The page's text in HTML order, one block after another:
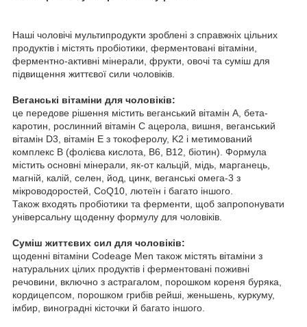
Наші чоловічі мультипродукти зроблені з справжніх цільних
продуктів і містять пробіотики, ферментовані вітаміни,
ферментно-активні мінерали, фрукти, овочі та суміш для
підвищення життєвої сили чоловіків.
Веганські вітаміни для чоловіків:
це передове рішення містить веганський вітамін А, бета-
каротин, рослинний вітамін C ацерола, вишня, веганський
вітамін D3, вітамін Е з токоферолу, K2 і метимований
комплекс B (фолієва кислота, B6, B12, біотин). Формула
містить основні мінерали, як-от кальцій, мідь, марганець,
магній, калій, селен, йод, цинк, веганські омега-3 з
мікроводоростей, CoQ10, лютеїн і багато іншого.
Також входять пробіотики та ферменти, щоб запропонувати
універсальну щоденну формулу для чоловіків.
Суміш життєвих сил для чоловіків:
щоденні вітаміни Codeage Men також містять вітаміни з
натуральних цілих продуктів і ферментовані поживні
речовини, включно з астрагалом, порошком кореня буряка,
кордицепсом, порошком грибів рейші, женьшень, куркуму,
імбир, виноградні кісточки й багато іншого.